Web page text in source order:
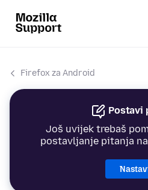
Firefox za Android
Postavi
Još uvijek trebaš
postavljanje pitanja